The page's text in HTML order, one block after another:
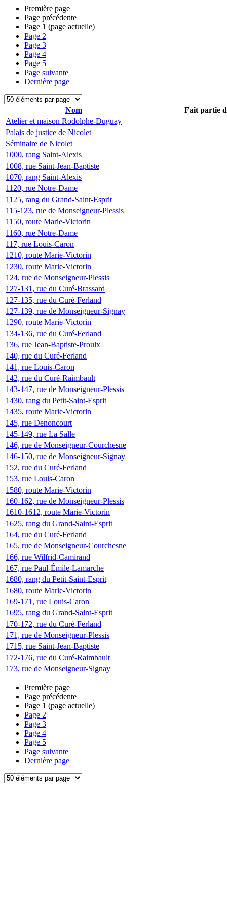
Première page
Page précédente
Page 1 (page actuelle)
Page 2
Page 3
Page 4
Page 5
Page suivante
Dernière page
Nom
Fait partie
Atelier et maison Rodolphe-Duguay
Palais de justice de Nicolet
Séminaire de Nicolet
1000, rang Saint-Alexis
1008, rue Saint-Jean-Baptiste
1070, rang Saint-Alexis
1120, rue Notre-Dame
1125, rang du Grand-Saint-Esprit
115-123, rue de Monseigneur-Plessis
1150, route Marie-Victorin
1160, rue Notre-Dame
117, rue Louis-Caron
1210, route Marie-Victorin
1230, route Marie-Victorin
124, rue de Monseigneur-Plessis
127-131, rue du Curé-Brassard
127-135, rue du Curé-Ferland
127-139, rue de Monseigneur-Signay
1290, route Marie-Victorin
134-136, rue du Curé-Ferland
136, rue Jean-Baptiste-Proulx
140, rue du Curé-Ferland
141, rue Louis-Caron
142, rue du Curé-Raimbault
143-147, rue de Monseigneur-Plessis
1430, rang du Petit-Saint-Esprit
1435, route Marie-Victorin
145, rue Denoncourt
145-149, rue La Salle
146, rue de Monseigneur-Courchesne
146-150, rue de Monseigneur-Signay
152, rue du Curé-Ferland
153, rue Louis-Caron
1580, route Marie-Victorin
160-162, rue de Monseigneur-Plessis
1610-1612, route Marie-Victorin
1625, rang du Grand-Saint-Esprit
164, rue du Curé-Ferland
165, rue de Monseigneur-Courchesne
166, rue Wilfrid-Camirand
167, rue Paul-Émile-Lamarche
1680, rang du Petit-Saint-Esprit
1680, route Marie-Victorin
169-171, rue Louis-Caron
1695, rang du Grand-Saint-Esprit
170-172, rue du Curé-Ferland
171, rue de Monseigneur-Plessis
1715, rue Saint-Jean-Baptiste
172-176, rue du Curé-Raimbault
173, rue de Monseigneur-Signay
Première page
Page précédente
Page 1 (page actuelle)
Page 2
Page 3
Page 4
Page 5
Page suivante
Dernière page